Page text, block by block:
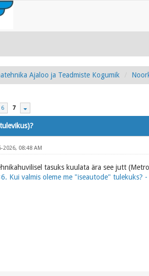
Ajaloo ja Teadmiste Kogumik
6 7
2026, 08:48 AM
tasuks kuulata ära see jutt
Kui valmis oleme me "iseautode"